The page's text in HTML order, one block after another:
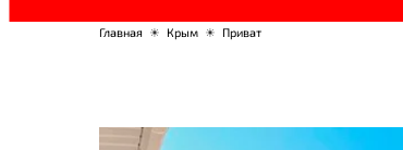
Главная ☀ Крым ☀ Приват